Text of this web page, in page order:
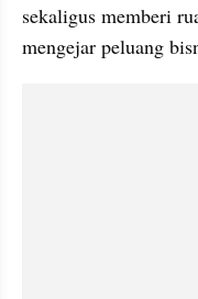
sekaligus memberi
mengejar peluang